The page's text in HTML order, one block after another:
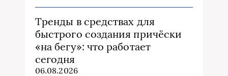
Тренды в средствах для
быстрого создания причёски
«на бегу»: что работает
сегодня
06.08.2026